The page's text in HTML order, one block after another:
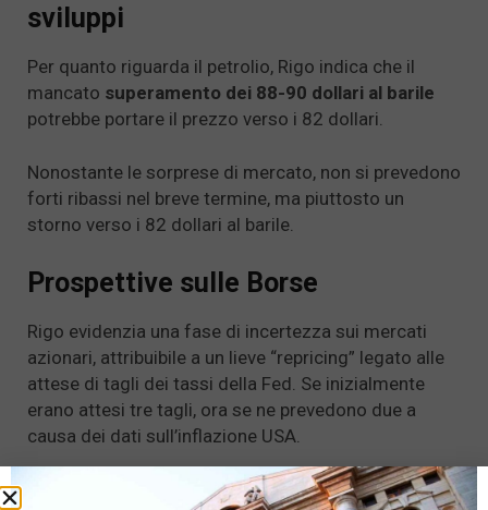
sviluppi
Per quanto riguarda il petrolio, Rigo indica che il
mancato superamento dei 88-90 dollari al barile
potrebbe portare il prezzo verso i 82 dollari.
Nonostante le sorprese di mercato, non si prevedono
forti ribassi nel breve termine, ma piuttosto un
storno verso i 82 dollari al barile.
Prospettive sulle Borse
Rigo evidenzia una fase di incertezza sui mercati
azionari, attribuibile a un lieve “repricing” legato alle
attese di tagli dei tassi della Fed. Se inizialmente
erano attesi tre tagli, ora se ne prevedono due a
causa dei dati sull’inflazione USA.
L’analista prevede un lievearretramento delle